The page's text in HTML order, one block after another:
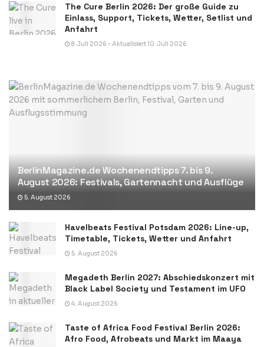
The Cure Berlin 2026: Der große Guide zu
Einlass, Support, Tickets, Wetter, Setlist und
Anfahrt
8. Juli 2026 - Aktualisiert 10. Juli 2026
BerlinMagazine.de Wochenendtipps 7. bis 9.
August 2026: Festivals, Gartennacht und Ausflüge
5. August 2026
Havelbeats Festival Potsdam 2026: Line-up,
Timetable, Tickets, Wetter und Anfahrt
5. August 2026
Megadeth Berlin 2027: Abschiedskonzert mit
Black Label Society und Testament im UFO
4. August 2026
Taste of Africa Food Festival Berlin 2026:
Afro Food, Afrobeats und Markt im Maaya